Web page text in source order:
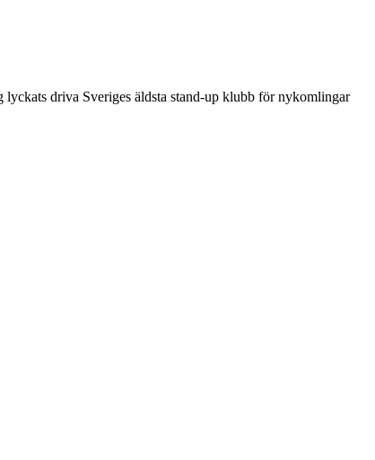
lyckats driva Sveriges äldsta stand-up klubb för nykomlingar